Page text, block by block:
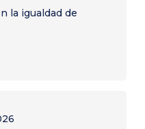
la igualdad de